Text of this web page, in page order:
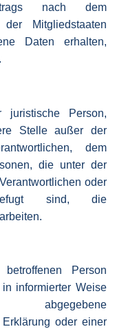
nach dem
Mitgliedstaaten
Daten erhalten,
Person,
Stelle außer der
dem
die unter der
oder
sind, die
Person
informierter Weise
abgegebene
oder einer